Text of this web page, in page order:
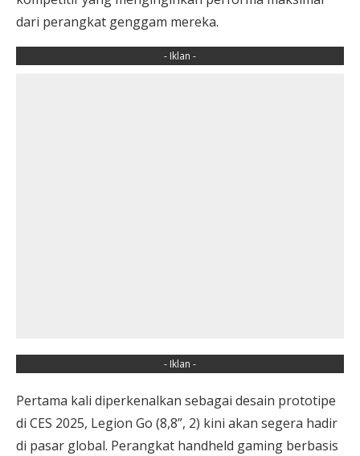
dari perangkat genggam mereka.
- Iklan -
- Iklan -
Pertama kali diperkenalkan sebagai desain prototipe
di CES 2025, Legion Go (8,8”, 2) kini akan segera hadir
di pasar global. Perangkat handheld gaming berbasis